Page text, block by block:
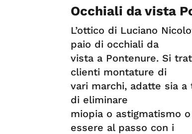
Occhiali da vista
L’ottico di Luciano
paio di occhiali da
vista a Pontenure. Si
clienti montature di
vari marchi, adatte sia
di eliminare
miopia o astigmatismo
essere al passo con i